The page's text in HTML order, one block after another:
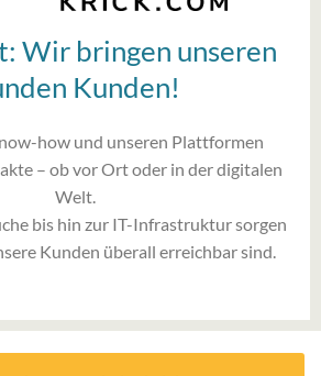
Wir bringen unseren
Kunden!
how und unseren Plattformen
– ob vor Ort oder in der digitalen
Welt.
bis hin zur IT-Infrastruktur sorgen
Kunden überall erreichbar sind.